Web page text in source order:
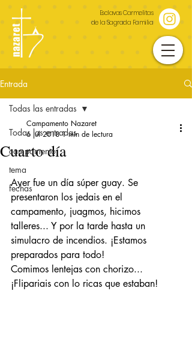
Esclavas Carmelitas
de la Sagrada Familia
Entrada
Todas las entradas
campamento
tema
fechas
Todas las entradas
Cuarto día
Campamento Nazaret
6 jul 2018 1 min de lectura
Ayer fue un día súper guay. Se
presentaron los jedais en el
campamento, juagmos, hicimos
talleres... Y por la tarde hasta un
simulacro de incendios. ¡Estamos
preparados para todo!
Comimos lentejas con chorizo...
¡Flipariais con lo ricas que estaban!